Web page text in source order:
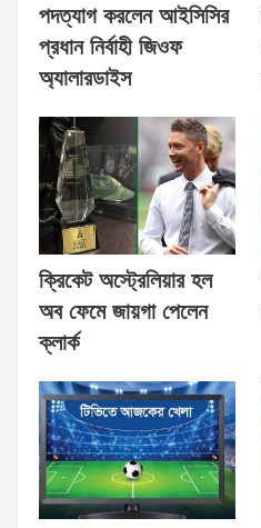
পদত্যাগ করলেন আইসিসির
প্রধান নির্বাহী জিওফ
অ্যালারডাইস
ক্রিকেট অস্ট্রেলিয়ার হল
অব ফেমে জায়গা পেলেন
ক্লার্ক